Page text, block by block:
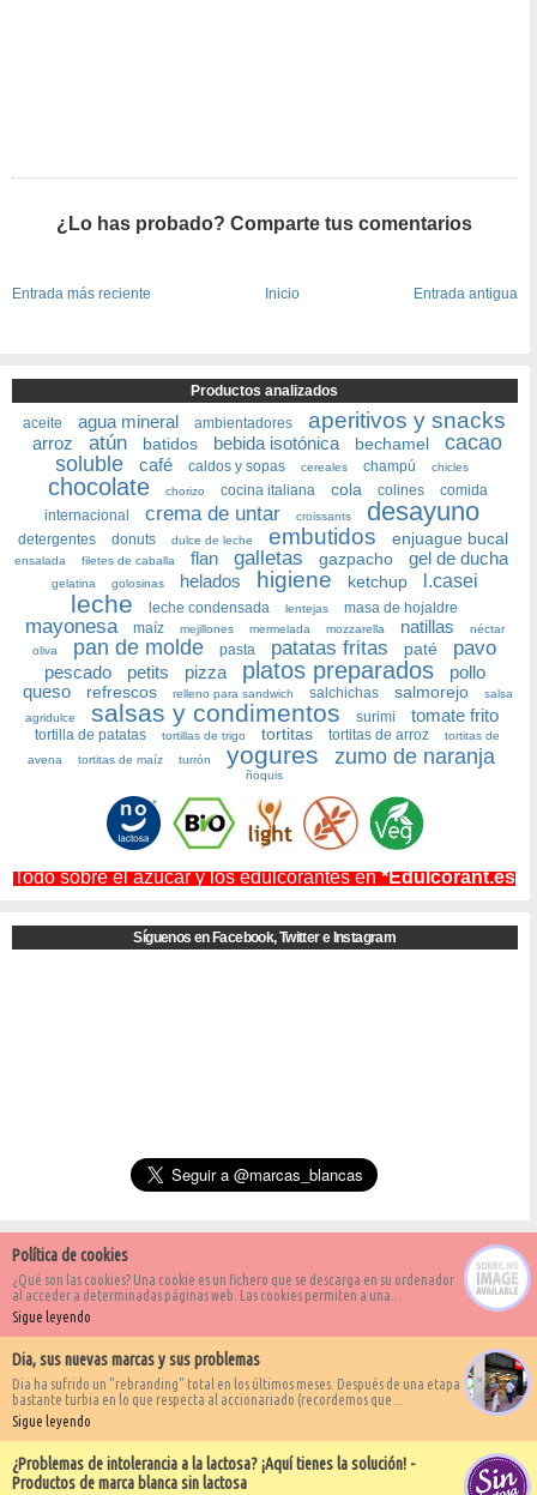
¿Lo has probado? Comparte tus comentarios
Entrada más reciente Entrada antigua
Inicio
Productos analizados
aceite
agua mineral ambientadores aperitivos y snacks
arroz atún batidos bebida isotónica bechamel
cacao
soluble
café caldos y sopas cereales champú chicles
chocolate chorizo cocina italiana cola colines
comida
internacional
crema de untar croissants desayuno
detergentes donuts dulce de leche embutidos enjuague bucal
ensalada filetes de caballa flan galletas gazpacho gel de ducha
gelatina golosinas helados higiene ketchup l.casei
leche leche condensada lentejas masa de hojaldre
mayonesa maíz mejillones mermelada mozzarella natillas
néctar
oliva
pan de molde pasta patatas fritas paté pavo
pescado petits pizza platos preparados
pollo
queso
refrescos relleno para sandwich salchichas salmorejo
salsa
agridulce
salsas y condimentos surimi tomate frito
tortilla de patatas tortillas de trigo tortitas tortitas de arroz
tortitas de
avena
tortitas de maíz turrón yogures zumo de naranja
ñoquis
Todo sobre el azúcar y los edulcorantes en*Edulcorant.es
Síguenos en Facebook, Twitter e Instagram
Política de cookies
¿Qué son las cookies? Una cookie es un fichero que se descarga en su ordenador
al acceder a determinadas páginas web. Las cookies permiten a una...
Sigue leyendo
Dia, sus nuevas marcas y sus problemas
Dia ha sufrido un "rebranding" total en los últimos meses. Después de una etapa
bastante turbia en lo que respecta al accionariado (recordemos que...
Sigue leyendo
¿Problemas de intolerancia a la lactosa? ¡Aquí tienes la solución! -
Productos de marca blanca sin lactosa